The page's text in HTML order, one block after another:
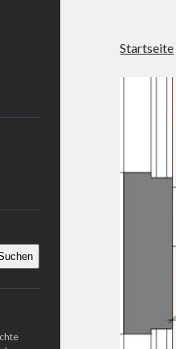
Startseite